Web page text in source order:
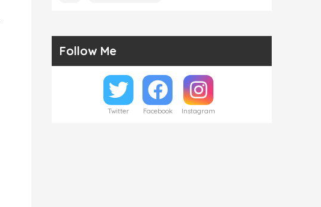
Follow Me
Twitter Facebook Instagram